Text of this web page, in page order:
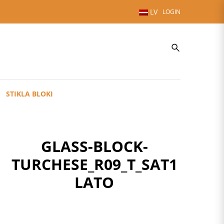
LOGIN
LV
STIKLA BLOKI
GLASS-BLOCK-
TURCHESE_R09_T_SAT1
LATO